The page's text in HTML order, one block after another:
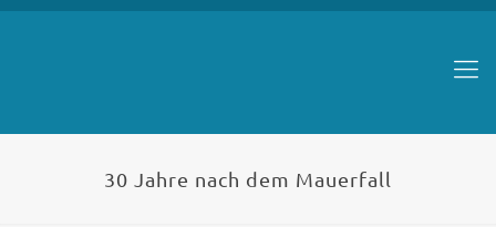
30 Jahre nach dem Mauerfall